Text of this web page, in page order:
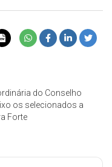
do Conselho
os selecionados a
Forte